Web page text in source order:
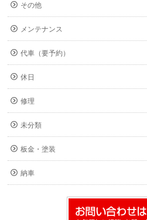
その他
メンテナンス
代車（要予約）
休日
修理
未分類
板金・塗装
納車